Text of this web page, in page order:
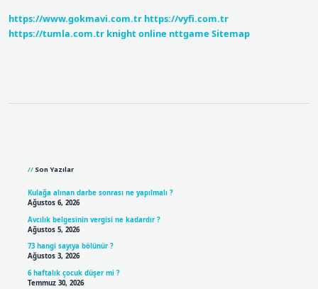
Açılmıştır
https://www.gokmavi.com.tr https://vyfi.com.tr
https://tumla.com.tr knight online nttgame Sitemap
Son Yazılar
Kulağa alınan darbe sonrası ne yapılmalı ?
Ağustos 6, 2026
Avcılık belgesinin vergisi ne kadardır ?
Ağustos 5, 2026
73 hangi sayıya bölünür ?
Ağustos 3, 2026
6 haftalık çocuk düşer mi ?
Temmuz 30, 2026